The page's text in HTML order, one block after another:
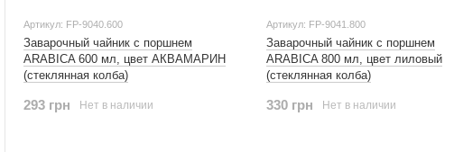
Артикул: FP-9040.600
Заварочный чайник с поршнем
ARABICA 600 мл, цвет АКВАМАРИН
(стеклянная колба)
293 грн Нет в наличии
Артикул: FP-9041.800
Заварочный чайник с поршнем
ARABICA 800 мл, цвет лиловый
(стеклянная колба)
330 грн Нет в наличии